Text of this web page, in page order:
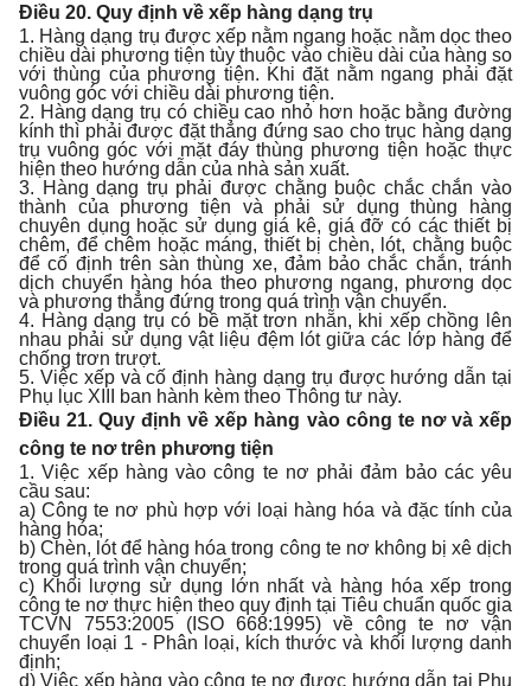
Điều 20. Quy định về xếp hàng dạng trụ
1. Hàng dạng trụ được xếp nằm ngang hoặc nằm dọc theo
chiều dài phương tiện tùy thuộc vào chiều dài của hàng so
với thùng của phương tiện. Khi đặt nằm ngang phải đặt
vuông góc với chiều dài phương tiện.
2. Hàng dạng trụ có chiều cao nhỏ hơn hoặc bằng đường
kính thì phải được đặt thẳng đứng sao cho trục hàng dạng
trụ vuông góc với mặt đáy thùng phương tiện hoặc thực
hiện theo hướng dẫn của nhà sản xuất.
3. Hàng dạng trụ phải được chằng buộc chắc chắn vào
thành của phương tiện và phải sử dụng thùng hàng
chuyên dụng hoặc sử dụng giá kê, giá đỡ có các thiết bị
chêm, để chêm hoặc máng, thiết bị chèn, lót, chằng buộc
để cố định trên sàn thùng xe, đảm bảo chắc chắn, tránh
dịch chuyển hàng hóa theo phương ngang, phương dọc
và phương thẳng đứng trong quá trình vận chuyển.
4. Hàng dạng trụ có bề mặt trơn nhẵn, khi xếp chồng lên
nhau phải sử dụng vật liệu đệm lót giữa các lớp hàng để
chống trơn trượt.
5. Việc xếp và cố định hàng dạng trụ được hướng dẫn tại
Phụ lục XIII ban hành kèm theo Thông tư này.
Điều 21. Quy định về xếp hàng vào công te nơ và xếp
công te nơ trên phương tiện
1. Việc xếp hàng vào công te nơ phải đảm bảo các yêu
cầu sau:
a) Công te nơ phù hợp với loại hàng hóa và đặc tính của
hàng hóa;
b) Chèn, lót để hàng hóa trong công te nơ không bị xê dịch
trong quá trình vận chuyển;
c) Khối lượng sử dụng lớn nhất và hàng hóa xếp trong
công te nơ thực hiện theo quy định tại Tiêu chuẩn quốc gia
TCVN 7553:2005 (ISO 668:1995) về công te nơ vận
chuyển loại 1 - Phân loại, kích thước và khối lượng danh
định;
d) Việc xếp hàng vào công te nơ được hướng dẫn tại Phụ